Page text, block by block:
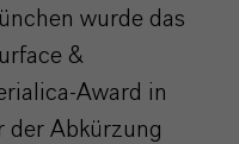
wurde das
&
Award in
der Abkürzung